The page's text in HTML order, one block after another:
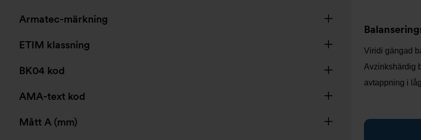
Armatec-märkning
ETIM klassning
BK04 kod
AMA-text kod
Mått A (mm)
Viridi gängad
Avzinkshärdig
avtappning i